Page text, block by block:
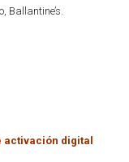
Ballantine’s.
activación digital